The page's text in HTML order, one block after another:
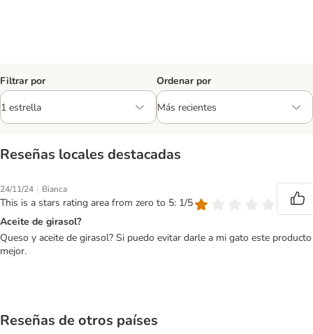
Filtrar por Ordenar por
Reseñas locales destacadas
24/11/24 | Bianca
This is a stars rating area from zero to 5: 1/5
Aceite de girasol?
Queso y aceite de girasol? Si puedo evitar darle a mi gato este producto
mejor.
Reseñas de otros países